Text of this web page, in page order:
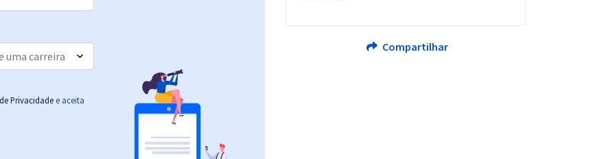
Privacidade e aceita
Compartilhar